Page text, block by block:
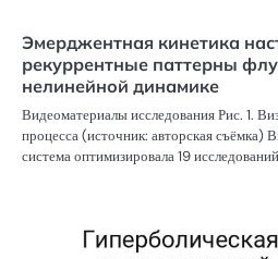
Эмерджентная кинетика
рекуррентные паттерны
нелинейной динамике
Видеоматериалы исследования Рис. 1.
процесса (источник: авторская
система оптимизировала 19